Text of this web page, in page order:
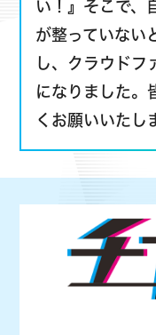
し、クラウドフ
になりました。
くお願いいたし